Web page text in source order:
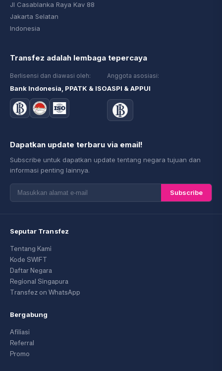
Jl Casablanka Raya Kav 88
Jakarta Selatan
Indonesia
Transfez adalah lembaga tepercaya
Berlisensi dan diawasi oleh:
Bank Indonesia, PPATK & ISO
Anggota asosiasi:
ASPI & APPUI
Dapatkan update terbaru via email!
Subscribe untuk dapatkan update tentang negara tujuan dan
informasi penting lainnya.
Subscribe
Seputar Transfez
Tentang Kami
Kode SWIFT
Daftar Negara
Regional Singapura
Transfez on WhatsApp
Bergabung
Afiliasi
Referral
Promo